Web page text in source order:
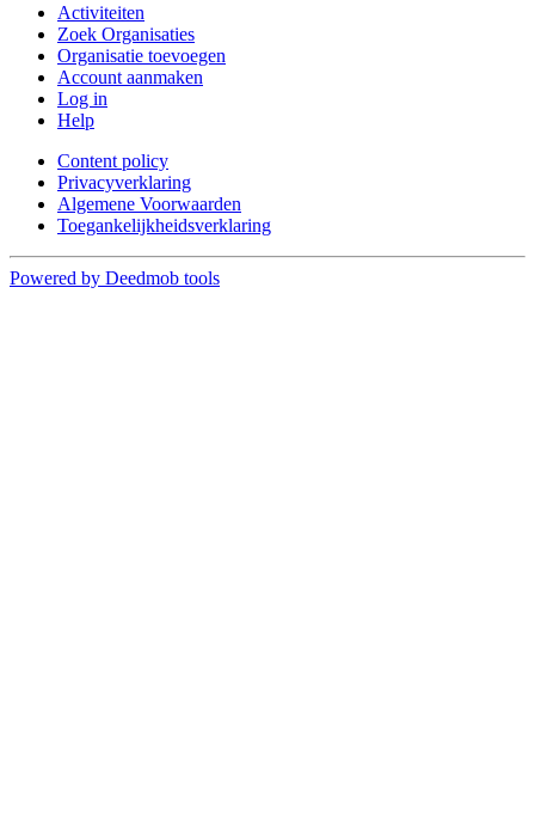
Activiteiten
Zoek Organisaties
Organisatie toevoegen
Account aanmaken
Log in
Help
Content policy
Privacyverklaring
Algemene Voorwaarden
Toegankelijkheidsverklaring
Powered by Deedmob tools